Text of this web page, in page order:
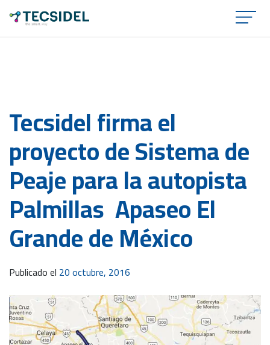
×
Tecsidel firma el
proyecto de Sistema de
Peaje para la autopista
Palmillas  Apaseo El
Grande de México
Publicado el 20 octubre, 2016